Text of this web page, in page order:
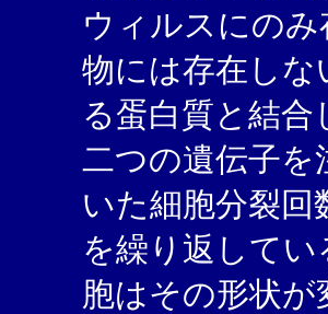
ウィルスにの
物には存在しな
る蛋白質と結
二つの遺伝子を
いた細胞分裂回
を繰り返して
胞はその形状が